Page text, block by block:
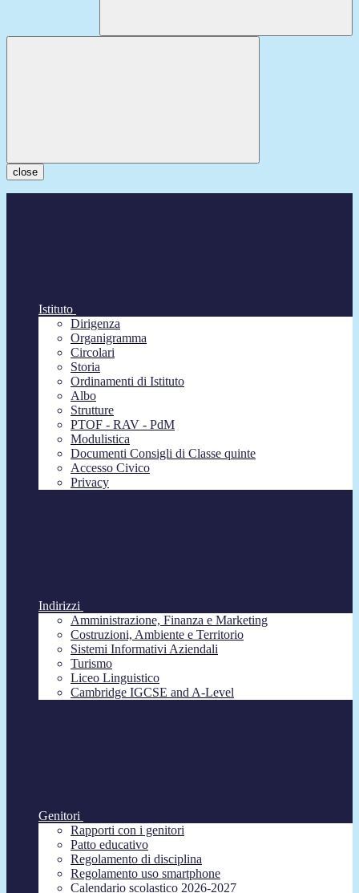
close
Istituto
Dirigenza
Organigramma
Circolari
Storia
Ordinamenti di Istituto
Albo
Strutture
PTOF - RAV - PdM
Modulistica
Documenti Consigli di Classe quinte
Accesso Civico
Privacy
Indirizzi
Amministrazione, Finanza e Marketing
Costruzioni, Ambiente e Territorio
Sistemi Informativi Aziendali
Turismo
Liceo Linguistico
Cambridge IGCSE and A-Level
Genitori
Rapporti con i genitori
Patto educativo
Regolamento di disciplina
Regolamento uso smartphone
Calendario scolastico 2026-2027